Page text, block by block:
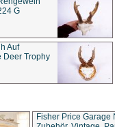
G
Auf
Deer Trophy
Fisher Price Garage